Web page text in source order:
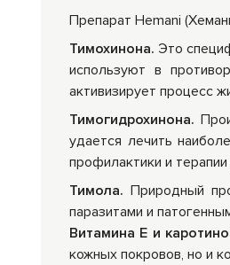
Препарат Hemani
Тимохинона. Это
используют в
активизирует процесс
Тимогидрохинона.
удается лечить
профилактики и
Тимола. Природный
паразитами и
Витамина E и
кожных покровов, но и